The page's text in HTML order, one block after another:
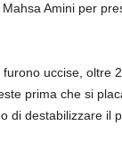
Amini per
uccise, oltre
prima che si
di destabilizzare